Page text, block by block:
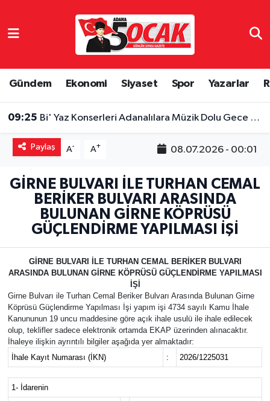
Gündem Ekonomi Siyaset Spor Yazarlar
09:25 Bi' Yaz Konserleri Adanalılara Müzik Dolu Gece Yaşattı
Paylaş A- A+ 08.07.2026 - 00:01
GİRNE BULVARI İLE TURHAN CEMAL
BERİKER BULVARI ARASINDA
BULUNAN GİRNE KÖPRÜSÜ
GÜÇLENDİRME YAPILMASI İŞİ
GİRNE BULVARI İLE TURHAN CEMAL BERİKER BULVARI
ARASINDA BULUNAN GİRNE KÖPRÜSÜ GÜÇLENDİRME YAPILMASI
İŞİ
Girne Bulvarı ile Turhan Cemal Beriker Bulvarı Arasında Bulunan Girne
Köprüsü Güçlendirme Yapılması İşi yapım işi 4734 sayılı Kamu İhale
Kanununun 19 uncu maddesine göre açık ihale usulü ile ihale edilecek
olup, teklifler sadece elektronik ortamda EKAP üzerinden alınacaktır.
İhaleye ilişkin ayrıntılı bilgiler aşağıda yer almaktadır:
İhale Kayıt Numarası (İKN)
: 2026/1225031
1- İdarenin
Dünya
Ekonomi
Gündem
Haber Reklam
Magazin
Özel
Resmi İlanlar
Sağlık
Hava Durumu
Tüm Manşetler
Haber Arşivi